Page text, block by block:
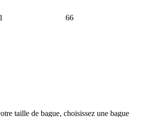
66
taille de bague, choisissez une bague